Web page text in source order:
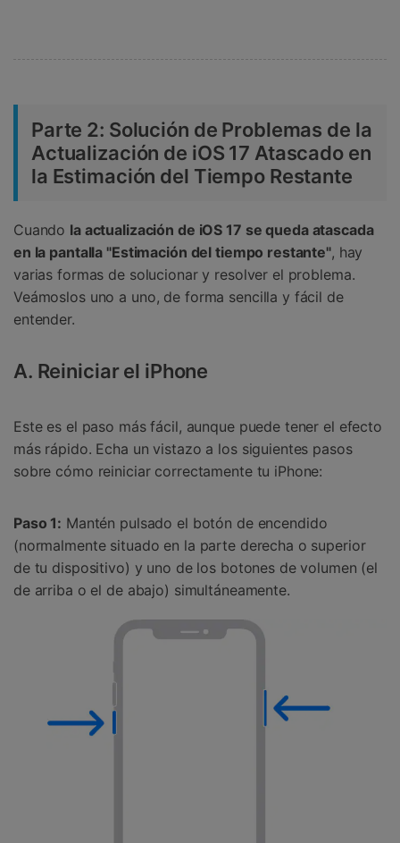
Parte 2: Solución de Problemas de la
Actualización de iOS 17 Atascado en
la Estimación del Tiempo Restante
Cuando la actualización de iOS 17 se queda atascada
en la pantalla "Estimación del tiempo restante", hay
varias formas de solucionar y resolver el problema.
Veámoslos uno a uno, de forma sencilla y fácil de
entender.
A. Reiniciar el iPhone
Este es el paso más fácil, aunque puede tener el efecto
más rápido. Echa un vistazo a los siguientes pasos
sobre cómo reiniciar correctamente tu iPhone:
Paso 1: Mantén pulsado el botón de encendido
(normalmente situado en la parte derecha o superior
de tu dispositivo) y uno de los botones de volumen (el
de arriba o el de abajo) simultáneamente.